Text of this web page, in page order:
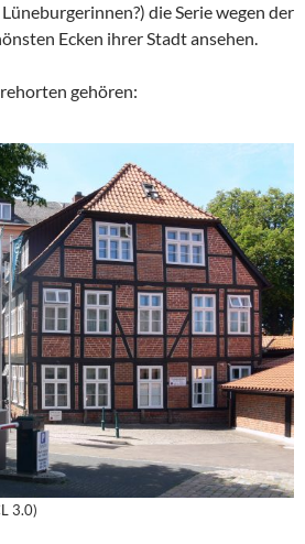
die Serie wegen der
Ecken ihrer Stadt ansehen.
gehören:
3.0)